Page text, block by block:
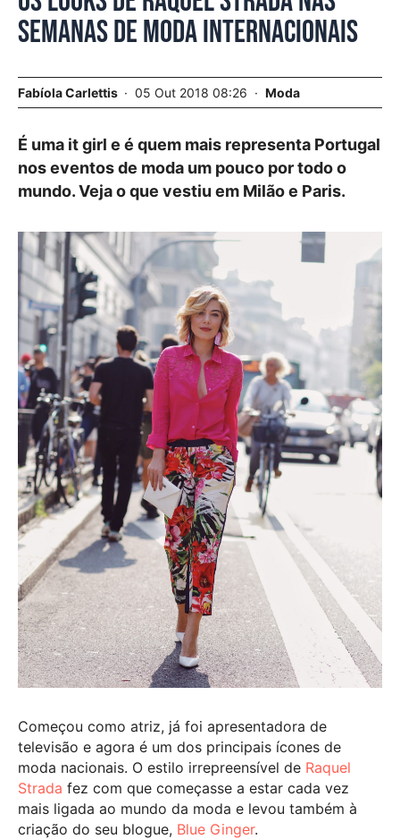
semanas de moda internacionais
Fabíola Carlettis 05 Out 2018 08:26 Moda
É uma it girl e é quem mais representa Portugal
nos eventos de moda um pouco por todo o
mundo. Veja o que vestiu em Milão e Paris.
Começou como atriz, já foi apresentadora de
televisão e agora é um dos principais ícones de
moda nacionais. O estilo irrepreensível de Raquel
Strada fez com que começasse a estar cada vez
mais ligada ao mundo da moda e levou também à
criação do seu blogue, Blue Ginger.